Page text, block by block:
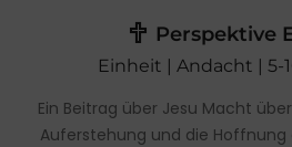
Perspektive
Einheit | Andacht | 5-
Ein Beitrag über Jesu Macht
Auferstehung und die Hoffnung